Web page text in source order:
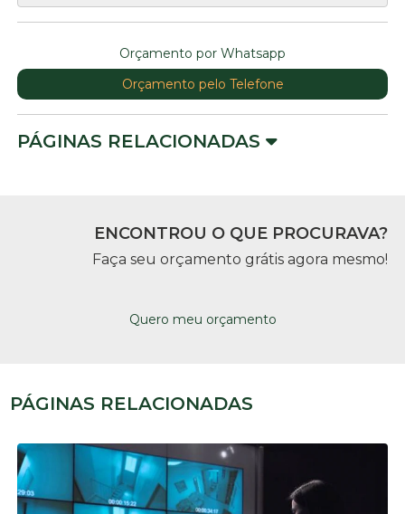
Orçamento por Whatsapp
Orçamento pelo Telefone
PÁGINAS RELACIONADAS
ENCONTROU O QUE PROCURAVA?
Faça seu orçamento grátis agora mesmo!
Quero meu orçamento
PÁGINAS RELACIONADAS